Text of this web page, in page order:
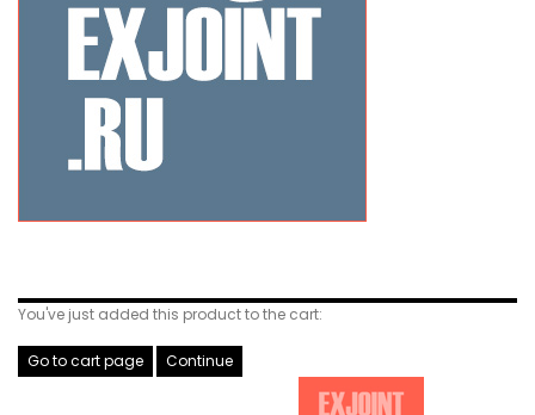
You've just added this product to the cart:
Go to cart page Continue